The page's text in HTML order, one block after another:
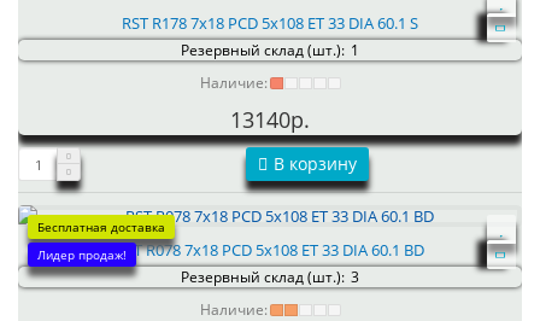
RST R178 7x18 PCD 5x108 ET 33 DIA 60.1 S
Резервный склад (шт.): 1
Наличие:
13140р.
В корзину
Бесплатная доставка
Лидер продаж!RST R078 7x18 PCD 5x108 ET 33 DIA 60.1 BD
Резервный склад (шт.): 3
Наличие: